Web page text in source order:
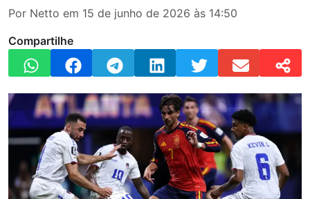
Por Netto em 15 de junho de 2026 às 14:50
Compartilhe